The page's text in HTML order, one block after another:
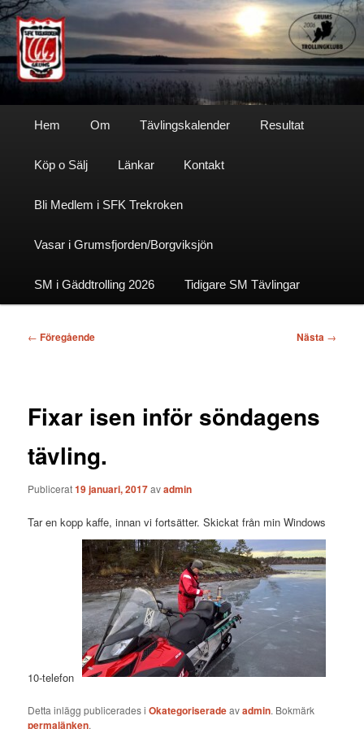
Hoppa
till
primärt
innehållSfktrekroken
Hem Om Tävlingskalender Resultat
Köp o Sälj Länkar Kontakt
Bli Medlem i SFK Trekroken
Vasar i Grumsfjorden/Borgviksjön
SM i Gäddtrolling 2026 Tidigare SM Tävlingar
Inläggsnavigering
← Föregående Nästa →
Fixar isen inför söndagens
tävling.
Publicerat19 januari, 2017avadmin
Tar en kopp kaffe, innan vi fortsätter. Skickat från min Windows
10-telefon
Detta inlägg publicerades iOkategoriseradeavadmin. Bokmärk
permalänken.